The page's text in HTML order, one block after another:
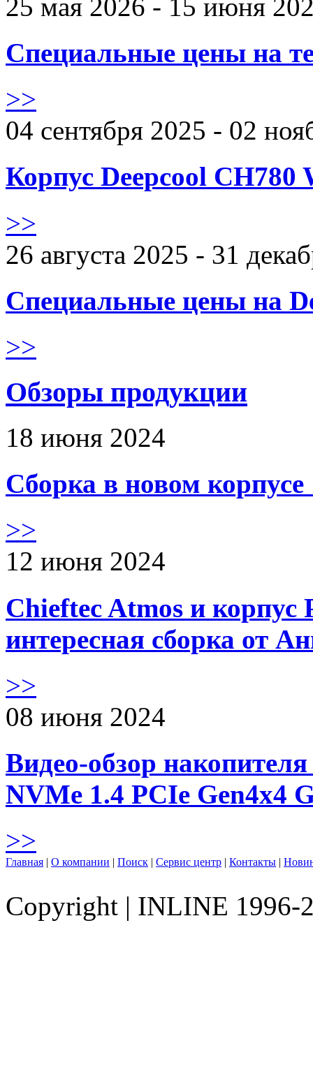
25 мая 2026 - 15 июня
Специальные цены на
>>
04 сентября 2025 - 02
Корпус Deepcool CH780
>>
26 августа 2025 - 31
Специальные цены на
>>
Обзоры продукции
18 июня 2024
Сборка в новом
>>
12 июня 2024
Chieftec Atmos и корпус
интересная сборка от
>>
08 июня 2024
Видео-обзор
NVMe 1.4 PCIe Gen4х4
>>
Главная | О компании | Поиск | Сервис центр | Контакты |
Copyright | INLINE 1996-